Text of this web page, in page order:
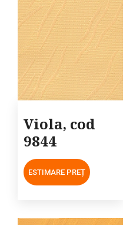
Viola, cod
9844
ESTIMARE PREȚ